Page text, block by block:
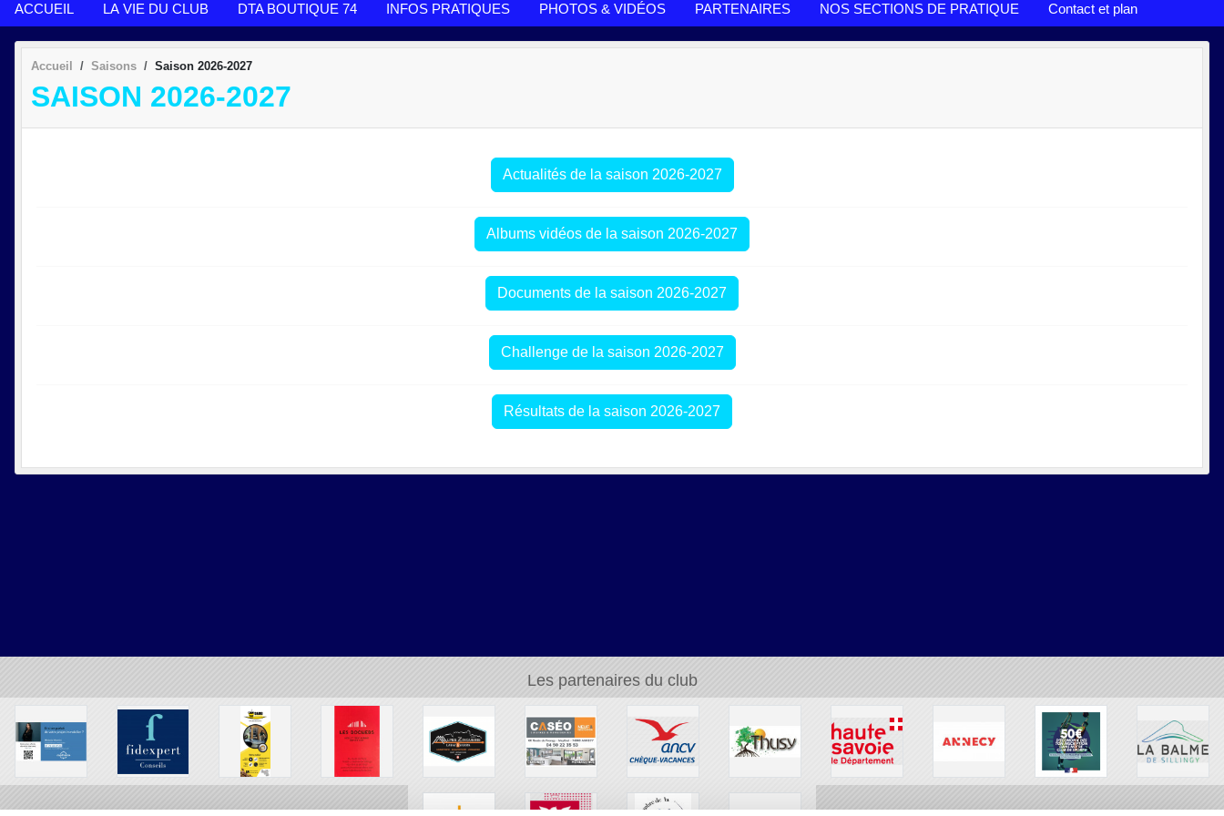
ACCUEIL LA VIE DU CLUB DTA BOUTIQUE 74 INFOS PRATIQUES PHOTOS & VIDÉOS PARTENAIRES NOS SECTIONS DE PRATIQUE Contact et plan
Accueil Saisons Saison 2026-2027
SAISON 2026-2027
Actualités de la saison 2026-2027
Albums vidéos de la saison 2026-2027
Documents de la saison 2026-2027
Challenge de la saison 2026-2027
Résultats de la saison 2026-2027
Les partenaires du club